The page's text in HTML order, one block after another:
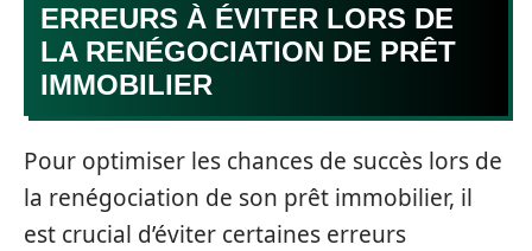
ERREURS À ÉVITER LORS DE
LA RENÉGOCIATION DE PRÊT
IMMOBILIER
Pour optimiser les chances de succès lors de
la renégociation de son prêt immobilier, il
est crucial d’éviter certaines erreurs